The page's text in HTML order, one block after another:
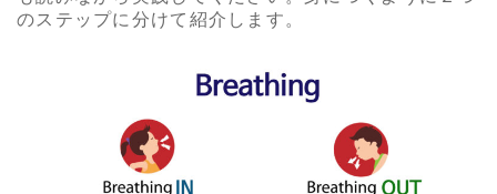
のステップに分けて紹介します。